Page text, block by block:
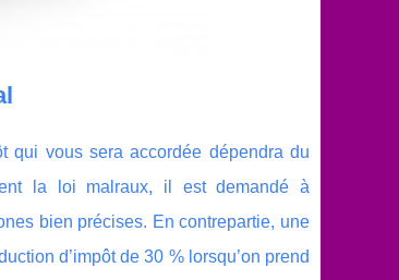
qui vous sera accordée dépendra du
la loi malraux, il est demandé à
bien précises. En contrepartie, une
d’impôt de 30 % lorsqu’on prend